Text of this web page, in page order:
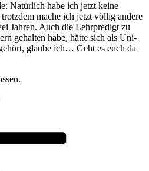
Natürlich habe ich jetzt keine
mache ich jetzt völlig andere
Jahren. Auch die Lehrpredigt zu
gehalten habe, hätte sich als Uni-
glaube ich… Geht es euch da